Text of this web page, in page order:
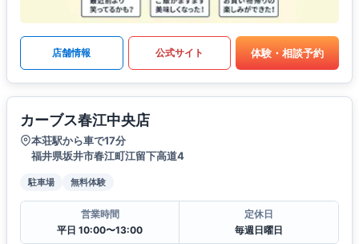
店舗情報 公式サイト 体験・相談予約
カーブス春江中央店
本荘駅から車で17分
福井県坂井市春江町江留下高道4
駐車場 無料体験
営業時間
平日 10:00〜13:00
定休日
毎週日曜日